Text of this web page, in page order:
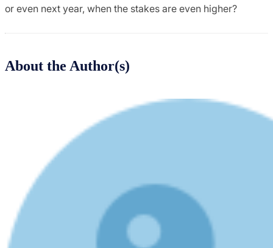
or even next year, when the stakes are even higher?
About the Author(s)